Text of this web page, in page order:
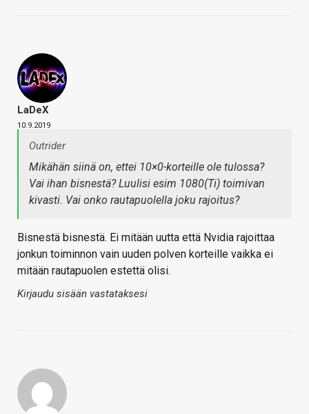
LaDeX
10.9.2019
Outrider
Mikähän siinä on, ettei 10×0-korteille ole tulossa?
Vai ihan bisnestä? Luulisi esim 1080(Ti) toimivan
kivasti. Vai onko rautapuolella joku rajoitus?
Bisnestä bisnestä. Ei mitään uutta että Nvidia rajoittaa
jonkun toiminnon vain uuden polven korteille vaikka ei
mitään rautapuolen estettä olisi.
Kirjaudu sisään vastataksesi